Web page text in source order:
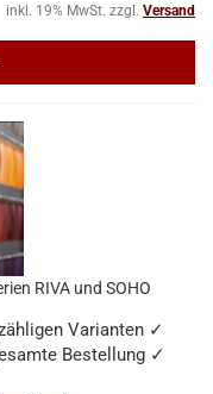
inkl. 19% MwSt. zzgl. Versand
RIVA und SOHO
Varianten ✓
Bestellung ✓